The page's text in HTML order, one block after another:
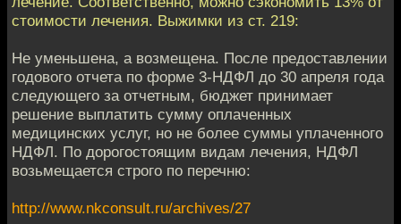
стоимости лечения. Выжимки из ст. 219:
Не уменьшена, а возмещена. После предоставлении
годового отчета по форме 3-НДФЛ до 30 апреля года
следующего за отчетным, бюджет принимает
решение выплатить сумму оплаченных
медицинских услуг, но не более суммы уплаченного
НДФЛ. По дорогостоящим видам лечения, НДФЛ
возьмещается строго по перечню:
http://www.nkconsult.ru/archives/27